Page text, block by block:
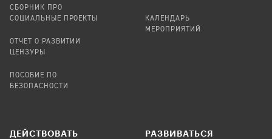
СБОРНИК ПРО
СОЦИАЛЬНЫЕ ПРОЕКТЫ
ОТЧЕТ О РАЗВИТИИ
ЦЕНЗУРЫ
ПОСОБИЕ ПО
БЕЗОПАСНОСТИ
КАЛЕНДАРЬ
МЕРОПРИЯТИЙ
ДЕЙСТВОВАТЬ РАЗВИВАТЬСЯ